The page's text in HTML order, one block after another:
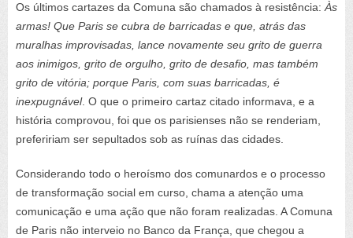
Os últimos cartazes da Comuna são chamados à resistência:Às
armas! Que Paris se cubra de barricadas e que, atrás das
muralhas improvisadas, lance novamente seu grito de guerra
aos inimigos, grito de orgulho, grito de desafio, mas também
grito de vitória; porque Paris, com suas barricadas, é
inexpugnável. O que o primeiro cartaz citado informava, e a
história comprovou, foi que os parisienses não se renderiam,
prefeririam ser sepultados sob as ruínas das cidades.
Considerando todo o heroísmo dos comunardos e o processo
de transformação social em curso, chama a atenção uma
comunicação e uma ação que não foram realizadas. A Comuna
de Paris não interveio no Banco da França, que chegou a